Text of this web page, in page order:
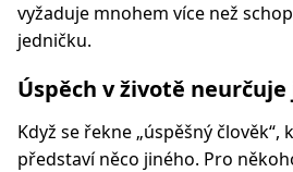
vyžaduje mnohem více než
jedničku.
Úspěch v životě neurčuje
Když se řekne „úspěšný člověk“,
představí něco jiného. Pro